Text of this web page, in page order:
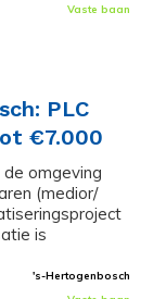
Vaste baan
PLC
€7.000
omgeving
(medior/
is
's-Hertogenbosch